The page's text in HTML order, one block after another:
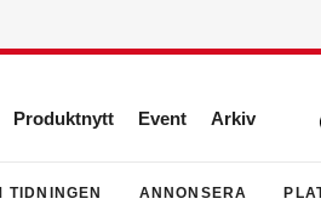
Produktnytt Event Arkiv
TIDNINGEN ANNONSERA